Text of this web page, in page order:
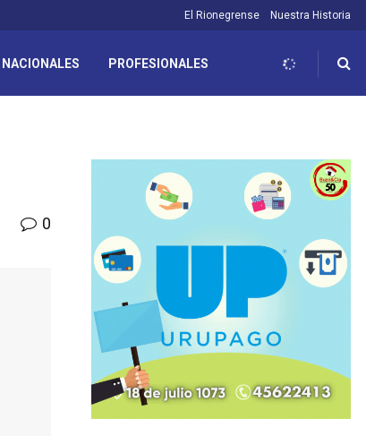
El Rionegrense Nuestra Historia
NACIONALES PROFESIONALES
0